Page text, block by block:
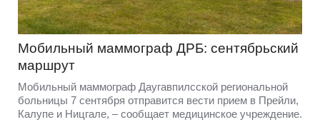
Мобильный маммограф ДРБ: сентябрьский
маршрут
Мобильный маммограф Даугавпилсской региональной
больницы 7 сентября отправится вести прием в Прейли,
Калупе и Ницгале, – сообщает медицинское учреждение.